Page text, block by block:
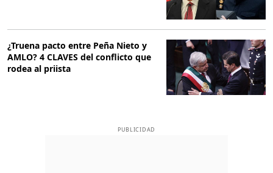
¿Truena pacto entre Peña Nieto y
AMLO? 4 CLAVES del conflicto que
rodea al priista
PUBLICIDAD